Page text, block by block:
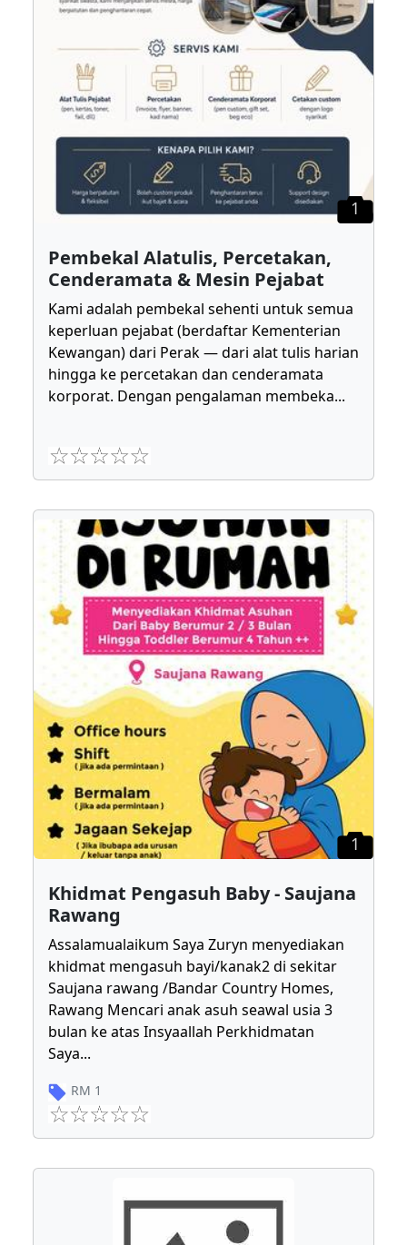
1
Pembekal Alatulis, Percetakan,
Cenderamata & Mesin Pejabat
Kami adalah pembekal sehenti untuk semua
keperluan pejabat (berdaftar Kementerian
Kewangan) dari Perak — dari alat tulis harian
hingga ke percetakan dan cenderamata
korporat. Dengan pengalaman membeka...
1
Khidmat Pengasuh Baby - Saujana
Rawang
Assalamualaikum Saya Zuryn menyediakan
khidmat mengasuh bayi/kanak2 di sekitar
Saujana rawang /Bandar Country Homes,
Rawang Mencari anak asuh seawal usia 3
bulan ke atas Insyaallah Perkhidmatan
Saya...
RM 1